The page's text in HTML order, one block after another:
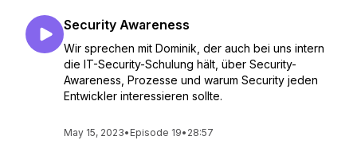
Security Awareness
Wir sprechen mit Dominik, der auch bei uns intern
die IT-Security-Schulung hält, über Security-
Awareness, Prozesse und warum Security jeden
Entwickler interessieren sollte.
May 15, 2023• Episode 19• 28:57